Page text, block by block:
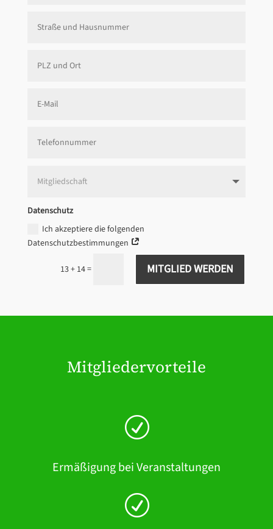
Datenschutz
Ich akzeptiere die folgenden
Datenschutzbestimmungen
13 + 14= MITGLIED WERDEN
Mitgliedervorteile
R
Ermäßigung bei Veranstaltungen
R